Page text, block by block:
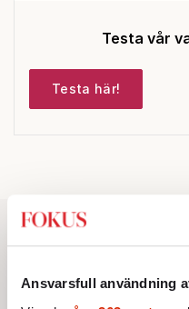
Ansvarsfull användning
Testa vår
Testa här!